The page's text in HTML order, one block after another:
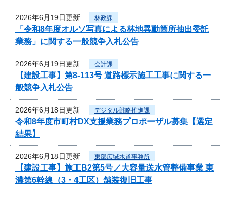
2026年6月19日更新 林政課
「令和8年度オルソ写真による林地異動箇所抽出委託
業務」に関する一般競争入札公告
2026年6月19日更新 会計課
【建設工事】第8-113号 道路標示施工工事に関する一
般競争入札公告
2026年6月18日更新 デジタル戦略推進課
令和8年度市町村DX支援業務プロポーザル募集【選定
結果】
2026年6月18日更新 東部広域水道事務所
【建設工事】施工B2第5号／大容量送水管整備事業 東
濃第6幹線（3・4工区）舗装復旧工事